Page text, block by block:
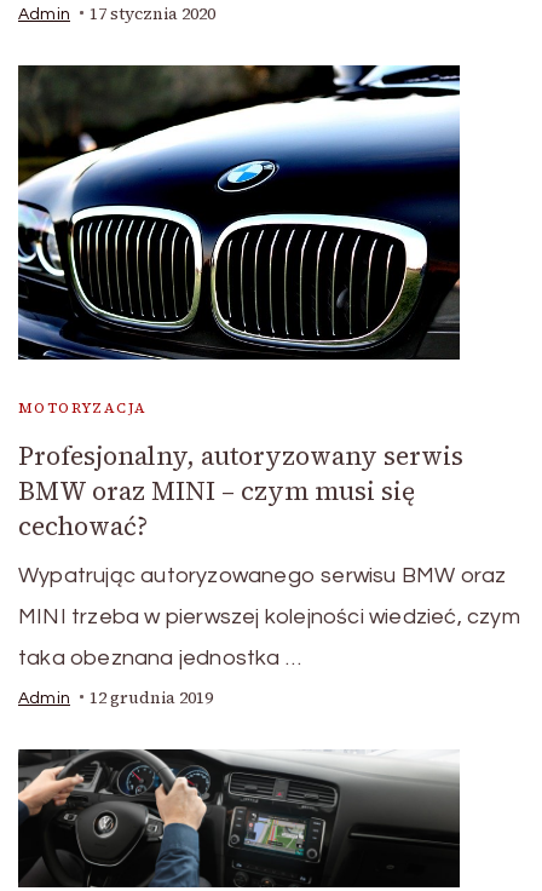
Admin 17 stycznia 2020
MOTORYZACJA
Profesjonalny, autoryzowany serwis
BMW oraz MINI – czym musi się
cechować?
Wypatrując autoryzowanego serwisu BMW oraz
MINI trzeba w pierwszej kolejności wiedzieć, czym
taka obeznana jednostka …
Admin 12 grudnia 2019